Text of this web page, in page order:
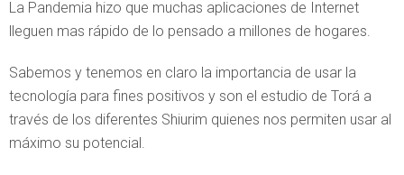
La Pandemia hizo que muchas aplicaciones de Internet
lleguen mas rápido de lo pensado a millones de hogares.
Sabemos y tenemos en claro la importancia de usar la
tecnología para fines positivos y son el estudio de Torá a
través de los diferentes Shiurim quienes nos permiten usar al
máximo su potencial.